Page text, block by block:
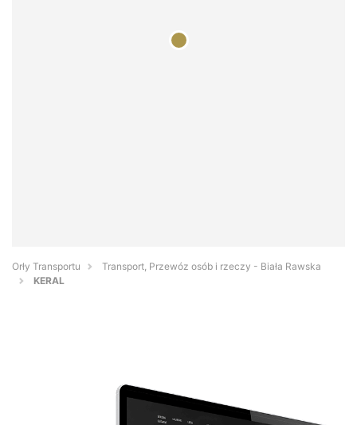
Orły Transportu
Transport, Przewóz osób i rzeczy - Biała Rawska
KERAL